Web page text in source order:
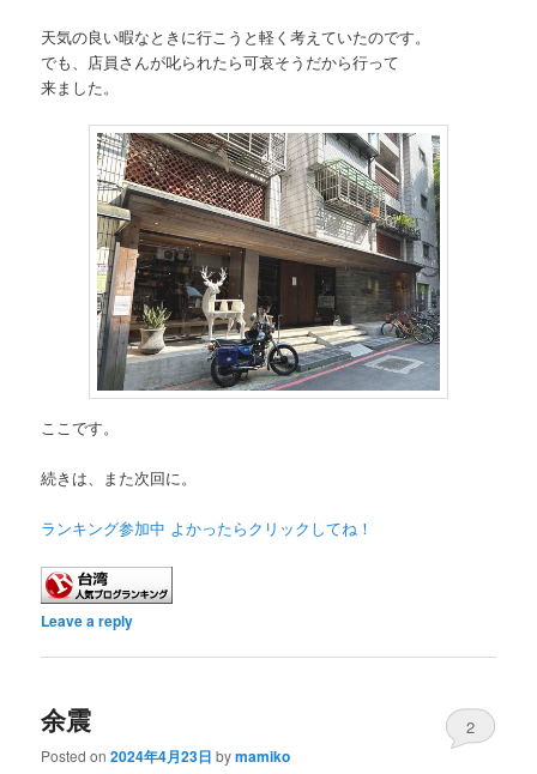
天気の良い暇なときに行こうと軽く考えていたのです。
でも、店員さんが叱られたら可哀そうだから行って
来ました。
ここです。
続きは、また次回に。
ランキング参加中 よかったらクリックしてね！
Leave a reply
余震
Posted on2024年4月23日 bymamiko
2